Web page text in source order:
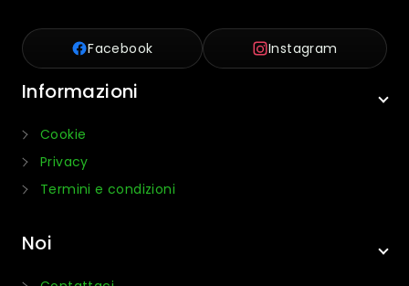
Facebook Instagram
Informazioni
Cookie
Privacy
Termini e condizioni
Noi